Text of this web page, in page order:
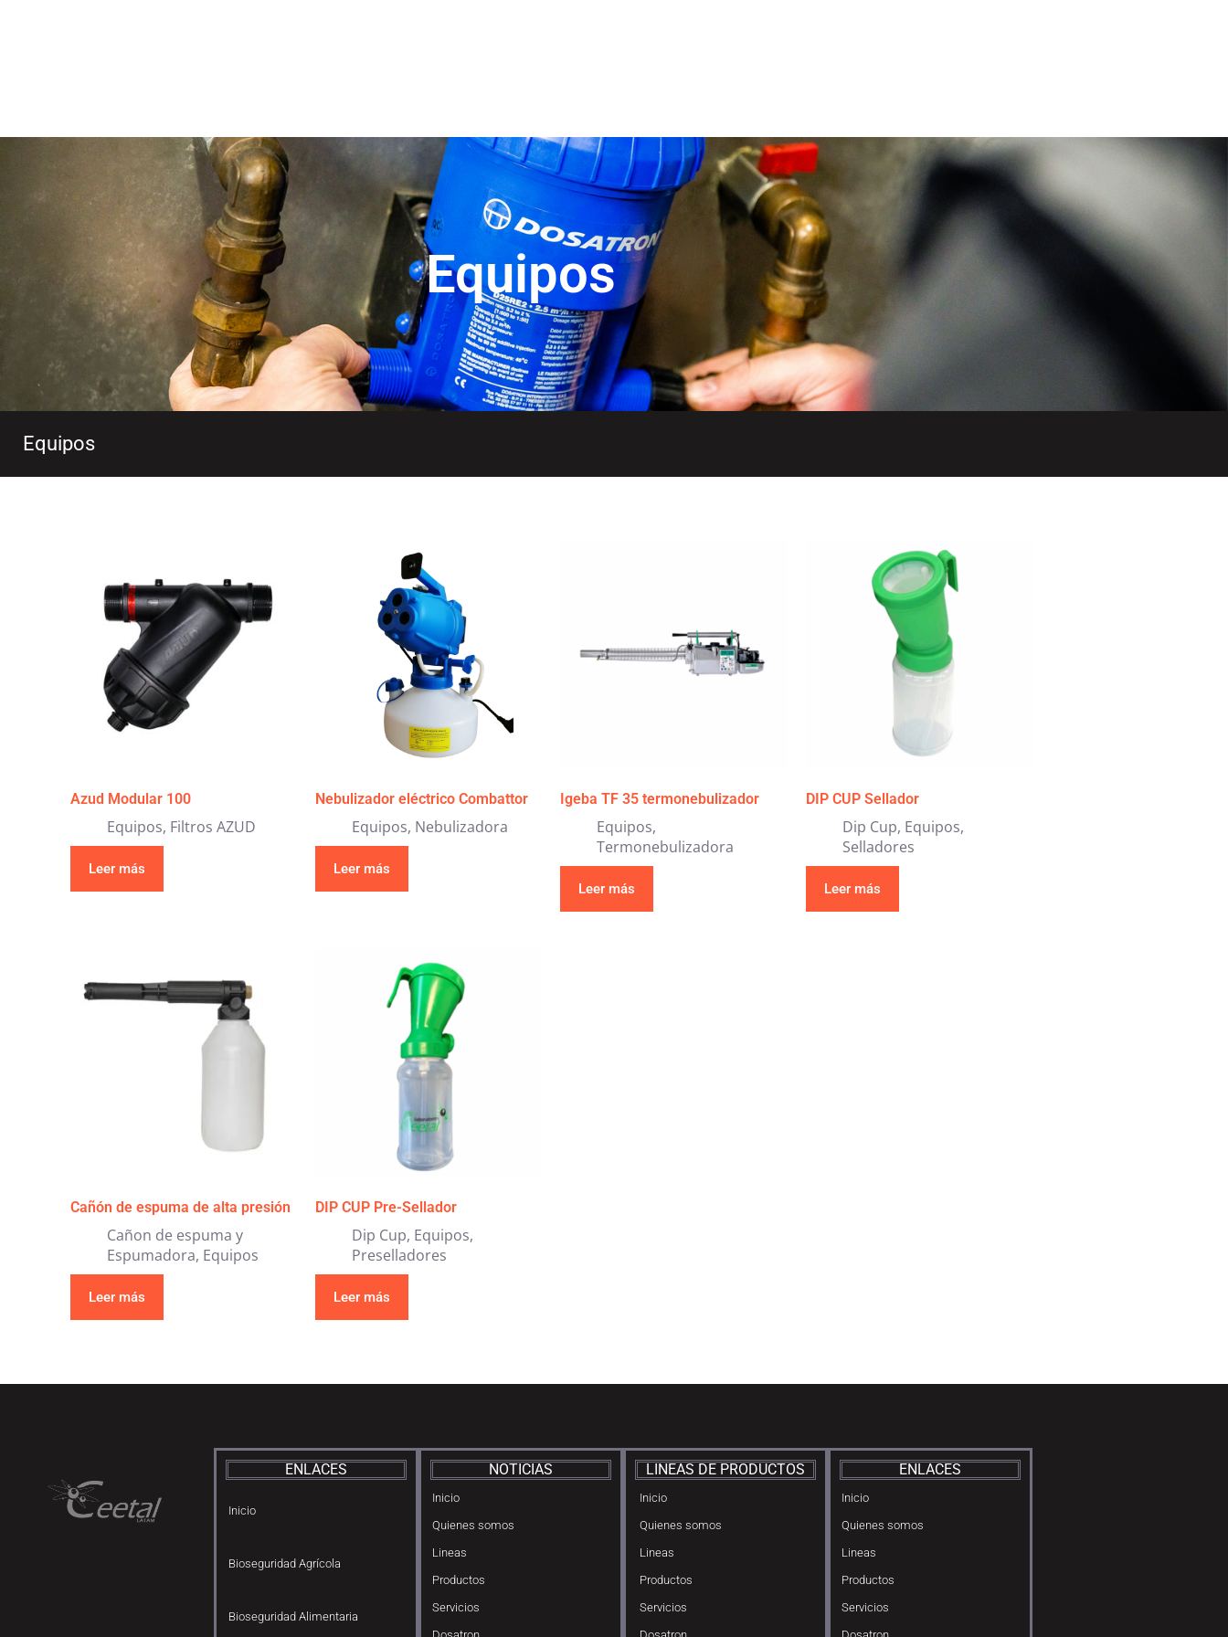
Equipos
Equipos
Azud Modular 100
Equipos, Filtros AZUD
Leer más
Nebulizador eléctrico Combattor
Equipos, Nebulizadora
Leer más
Igeba TF 35 termonebulizador
Equipos,
Termonebulizadora
Leer más
DIP CUP Sellador
Dip Cup, Equipos,
Selladores
Leer más
Cañón de espuma de alta presión
Cañon de espuma y
Espumadora, Equipos
Leer más
DIP CUP Pre-Sellador
Dip Cup, Equipos,
Preselladores
Leer más
ENLACES
Inicio
Bioseguridad Agrícola
Bioseguridad Alimentaria
NOTICIAS
Inicio
Quienes somos
Lineas
Productos
Servicios
LINEAS DE PRODUCTOS
Inicio
Quienes somos
Lineas
Productos
Servicios
ENLACES
Inicio
Quienes somos
Lineas
Productos
Servicios